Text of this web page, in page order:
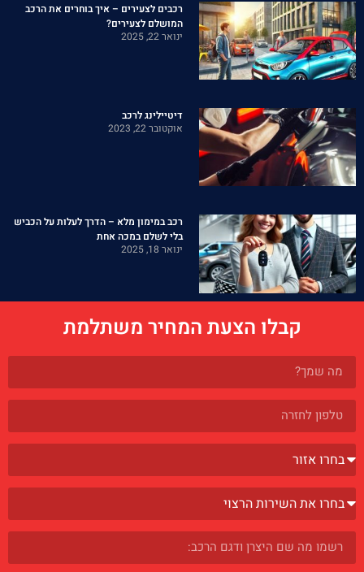
רכבים לצעירים – איך בוחרים את הרכב
המושלם לצעירים?
ינואר 22, 2025
דיטיילינג לרכב
אוקטובר 22, 2023
רכב במימון מלא – הדרך לעלות על הכביש
בלי לשלם במכה אחת
ינואר 18, 2025
קבלו הצעת המחיר משתלמת